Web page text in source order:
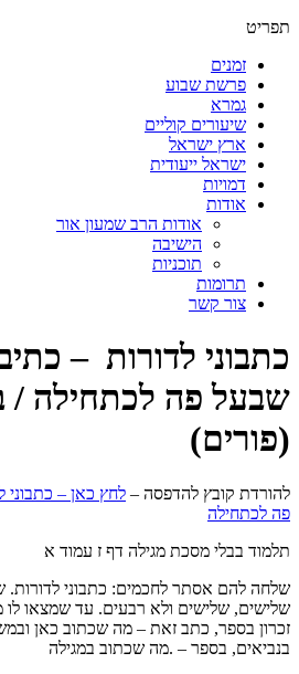
תפריט
זמנים
פרשת שבוע
גמרא
שיעורים קוליים
ארץ ישראל
ישראל ייעודית
דמויות
אודות
אודות הרב שמעון אור
הישיבה
תוכניות
תרומות
צור קשר
כתבוני לדורות –
שבעל פה לכתחילה /
(פורים)
להורדת קובץ להדפסה – לחץ כאן –
פה לכתחילה
תלמוד בבלי מסכת מגילה דף ז עמוד א
שלחה להם אסתר לחכמים: כתבוני לדורות.
שלישים, שלישים ולא רבעים. עד שמצאו
זכרון בספר, כתב זאת – מה שכתוב כאן
בנביאים, בספר – .מה שכתוב במגילה